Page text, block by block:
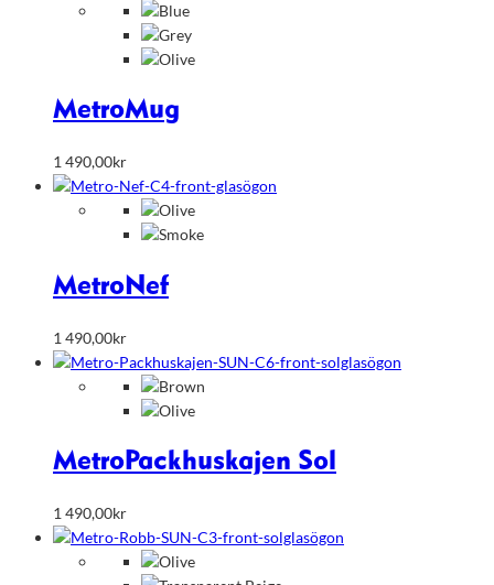
MetroMug
1 490,00kr
MetroNef
1 490,00kr
Metro Packhuskajen Sol
1 490,00kr